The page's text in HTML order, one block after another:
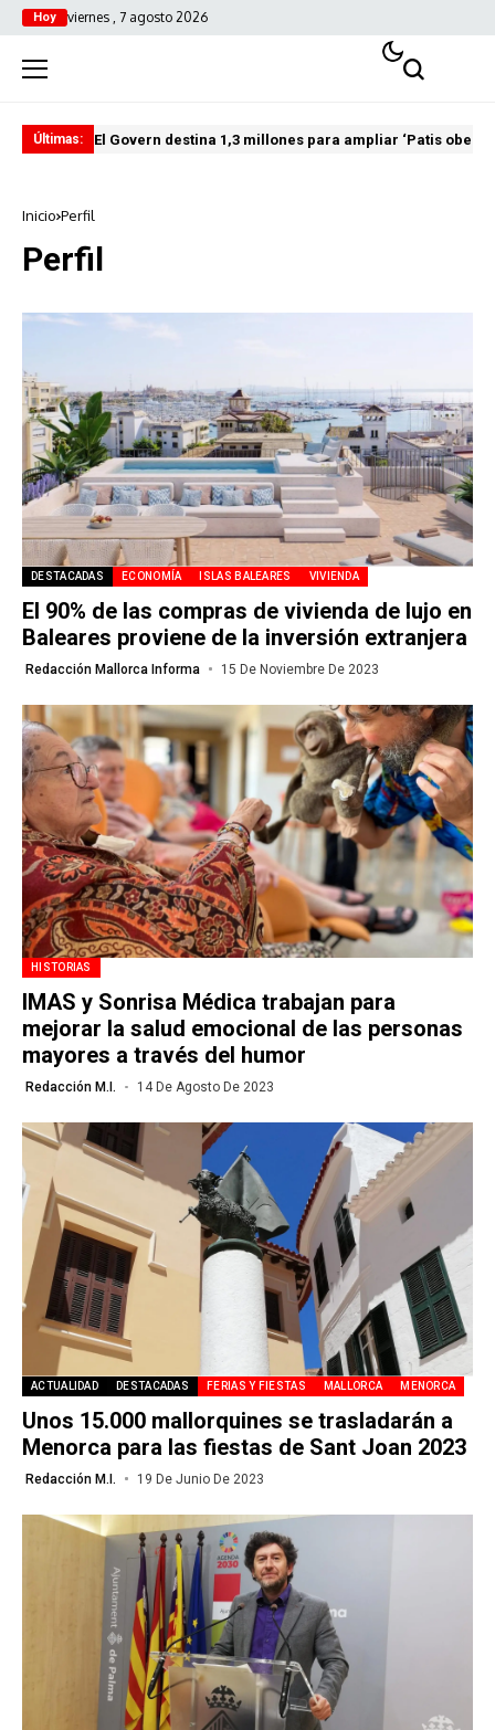
Hoy viernes , 7 agosto 2026
Últimas: El Govern destina 1,3 millones para ampliar ‘Patis
Inicio Perfil
Perfil
DESTACADAS ECONOMÍA ISLAS BALEARES VIVIENDA
El 90% de las compras de vivienda de lujo en
Baleares proviene de la inversión extranjera
Redacción Mallorca Informa 15 De Noviembre De 2023
HISTORIAS
IMAS y Sonrisa Médica trabajan para
mejorar la salud emocional de las personas
mayores a través del humor
Redacción M.I. 14 De Agosto De 2023
ACTUALIDAD DESTACADAS FERIAS Y FIESTAS MALLORCA MENORCA
Unos 15.000 mallorquines se trasladarán a
Menorca para las fiestas de Sant Joan 2023
Redacción M.I. 19 De Junio De 2023